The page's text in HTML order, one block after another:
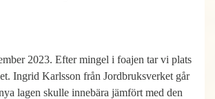
2023. Efter mingel i foajen tar vi plats
Ingrid Karlsson från Jordbruksverket går
lagen skulle innebära jämfört med den